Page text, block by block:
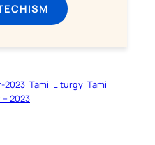
2023 Tamil Liturgy Tamil
2023